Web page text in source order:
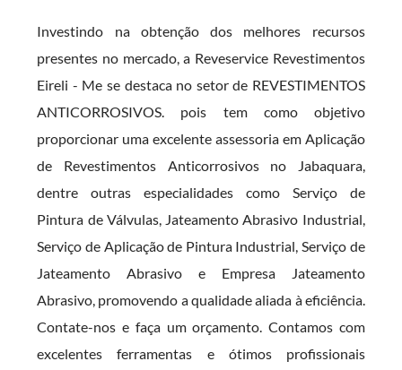
Investindo na obtenção dos melhores recursos
presentes no mercado, a Reveservice Revestimentos
Eireli - Me se destaca no setor de REVESTIMENTOS
ANTICORROSIVOS. pois tem como objetivo
proporcionar uma excelente assessoria em Aplicação
de Revestimentos Anticorrosivos no Jabaquara,
dentre outras especialidades como Serviço de
Pintura de Válvulas, Jateamento Abrasivo Industrial,
Serviço de Aplicação de Pintura Industrial, Serviço de
Jateamento Abrasivo e Empresa Jateamento
Abrasivo, promovendo a qualidade aliada à eficiência.
Contate-nos e faça um orçamento. Contamos com
excelentes ferramentas e ótimos profissionais